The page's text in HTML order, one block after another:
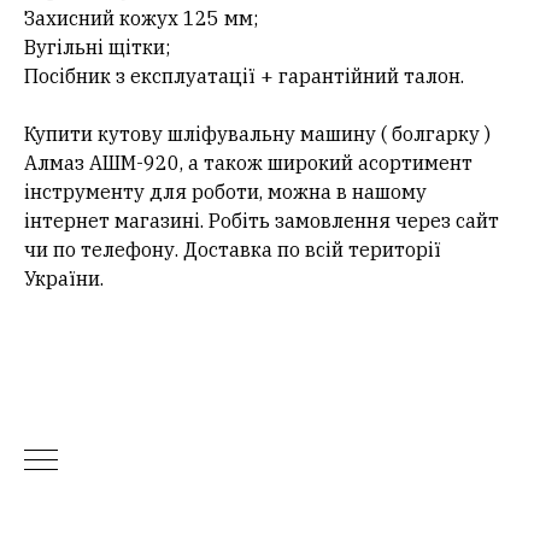
Захисний кожух 125 мм;
Вугільні щітки;
Посібник з експлуатації + гарантійний талон.
Купити кутову шліфувальну машину ( болгарку )
Алмаз АШМ-920, а також широкий асортимент
інструменту для роботи, можна в нашому
інтернет магазині. Робіть замовлення через сайт
чи по телефону. Доставка по всій території
України.